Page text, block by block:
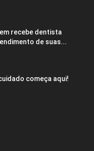
recebe dentista
de suas...
começa aqui!